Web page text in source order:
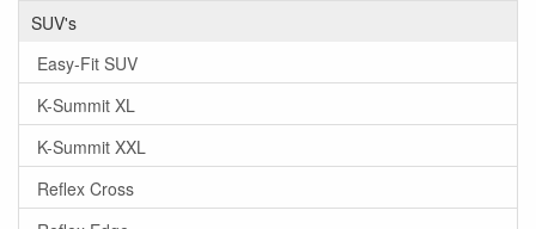
SUV's
Easy-Fit SUV
K-Summit XL
K-Summit XXL
Reflex Cross